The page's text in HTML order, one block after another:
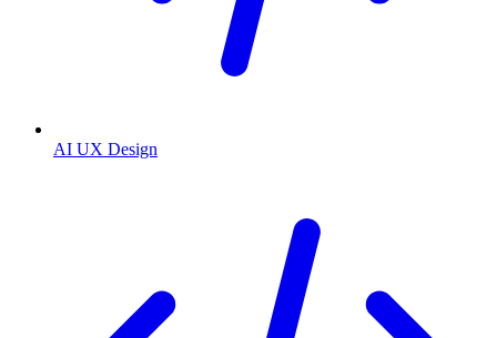
AI UX Design